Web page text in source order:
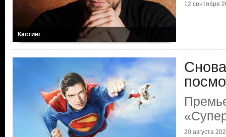
Кастинг
12 сентября
20 августа